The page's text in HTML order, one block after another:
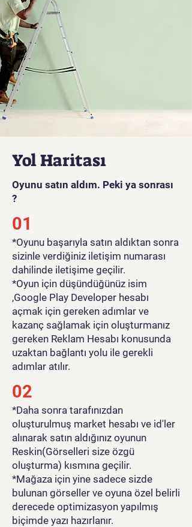
Yol Haritası
Oyunu satın aldım. Peki ya sonrası
?
01
*Oyunu başarıyla satın aldıktan sonra
sizinle verdiğiniz iletişim numarası
dahilinde iletişime geçilir.
*Oyun için düşündüğünüz isim
,Google Play Developer hesabı
açmak için gereken adımlar ve
kazanç sağlamak için oluşturmanız
gereken Reklam Hesabı konusunda
uzaktan bağlantı yolu ile gerekli
adımlar atılır.
02
*Daha sonra tarafınızdan
oluşturulmuş market hesabı ve id'ler
alınarak satın aldığınız oyunun
Reskin(Görselleri size özgü
oluşturma) kısmına geçilir.
*Mağaza için yine sadece sizde
bulunan görseller ve oyuna özel belirli
derecede optimizasyon yapılmış
biçimde yazı hazırlanır.